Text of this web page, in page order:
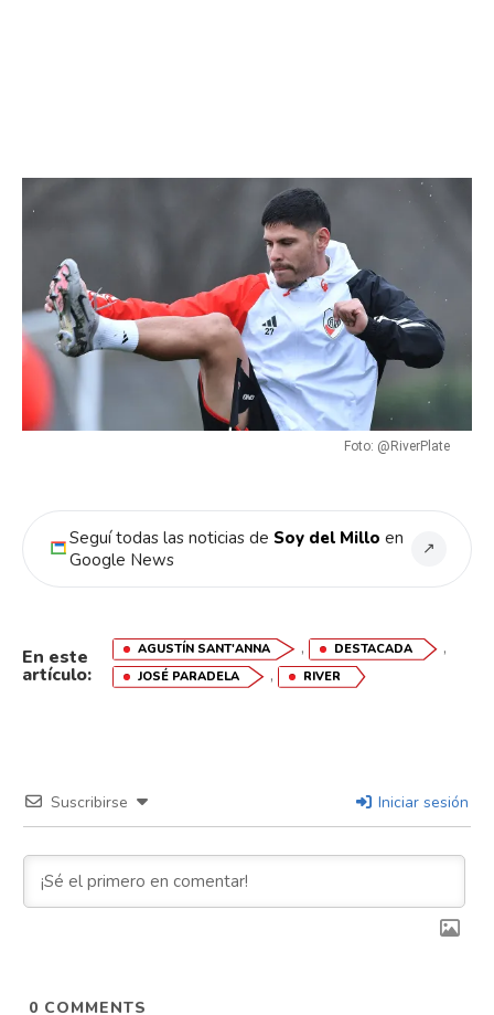
Foto: @RiverPlate
Seguí todas las noticias de Soy del Millo en
Google News
↗
En este
artículo:
AGUSTÍN SANT'ANNA , DESTACADA ,
JOSÉ PARADELA , RIVER
Suscribirse Iniciar sesión
0 COMMENTS
Reddit
Whatsapp
Email